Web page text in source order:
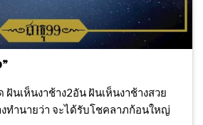
ฝันเห็นงาช้าง2อัน ฝันเห็นงาช้างสวย
ทำนายว่า จะได้รับโชคลาภก้อนใหญ่